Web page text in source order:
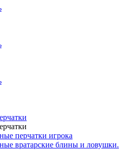
перчатки игрока
вратарские блины и ловушки.